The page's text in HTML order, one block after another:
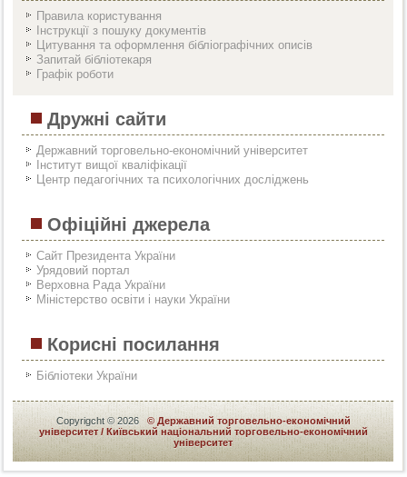
Правила користування
Інструкції з пошуку документів
Цитування та оформлення бібліографічних описів
Запитай бібліотекаря
Графік роботи
Дружні сайти
Державний торговельно-економічний університет
Інститут вищої кваліфікації
Центр педагогічних та психологічних досліджень
Офіційні джерела
Сайт Президента України
Урядовий портал
Верховна Рада України
Міністерство освіти і науки України
Корисні посилання
Бібліотеки України
Copyrigcht© 2026 © Державний торговельно-економічний
університет / Київський національний торговельно-економічний
університет